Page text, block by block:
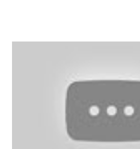
mantendo minha mente ocupada para
excessivas que poderiam afetar minha
inaugura o primeiro hotel da marca
é ser um local para recarregar as